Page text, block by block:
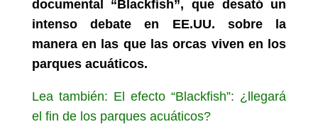
documental “Blackfish”, que desató un
intenso debate en EE.UU. sobre la
manera en las que las orcas viven en los
parques acuáticos.
Lea también: El efecto “Blackfish”: ¿llegará
el fin de los parques acuáticos?